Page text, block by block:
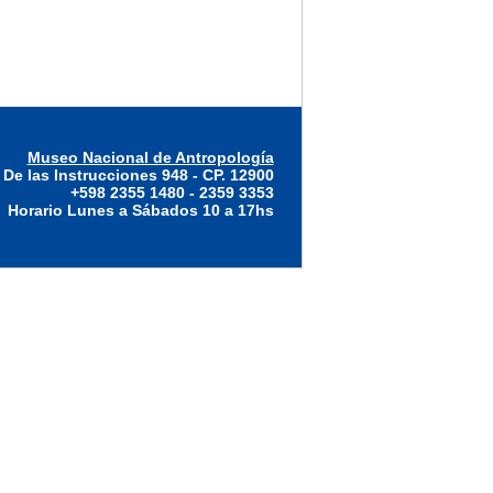
Museo Nacional de Antropología
las Instrucciones 948 - CP. 12900
+598 2355 1480 - 2359 3353
Horario Lunes a Sábados 10 a 17hs